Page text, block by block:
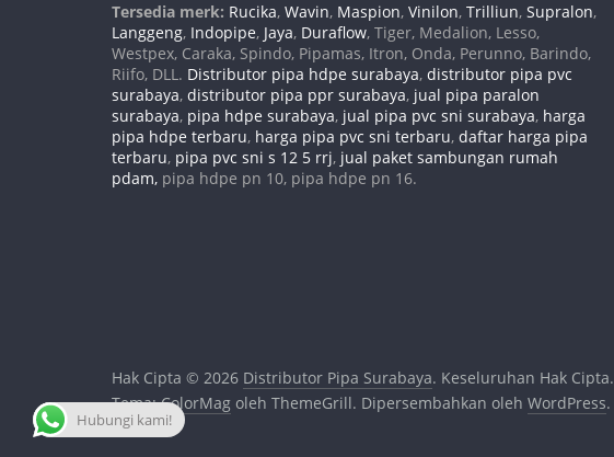
Tersedia merk: Rucika, Wavin, Maspion, Vinilon, Trilliun, Supralon,
Langgeng, Indopipe, Jaya, Duraflow, Tiger, Medalion, Lesso,
Westpex, Caraka, Spindo, Pipamas, Itron, Onda, Perunno, Barindo,
Riifo, DLL. Distributor pipa hdpe surabaya, distributor pipa pvc
surabaya, distributor pipa ppr surabaya, jual pipa paralon
surabaya, pipa hdpe surabaya, jual pipa pvc sni surabaya, harga
pipa hdpe terbaru, harga pipa pvc sni terbaru, daftar harga pipa
terbaru, pipa pvc sni s 12 5 rrj, jual paket sambungan rumah
pdam, pipa hdpe pn 10, pipa hdpe pn 16.
Hak Cipta © 2026 Distributor Pipa Surabaya. Keseluruhan Hak Cipta.
Tema:ColorMag oleh ThemeGrill. Dipersembahkan oleh WordPress.
Hubungi kami!